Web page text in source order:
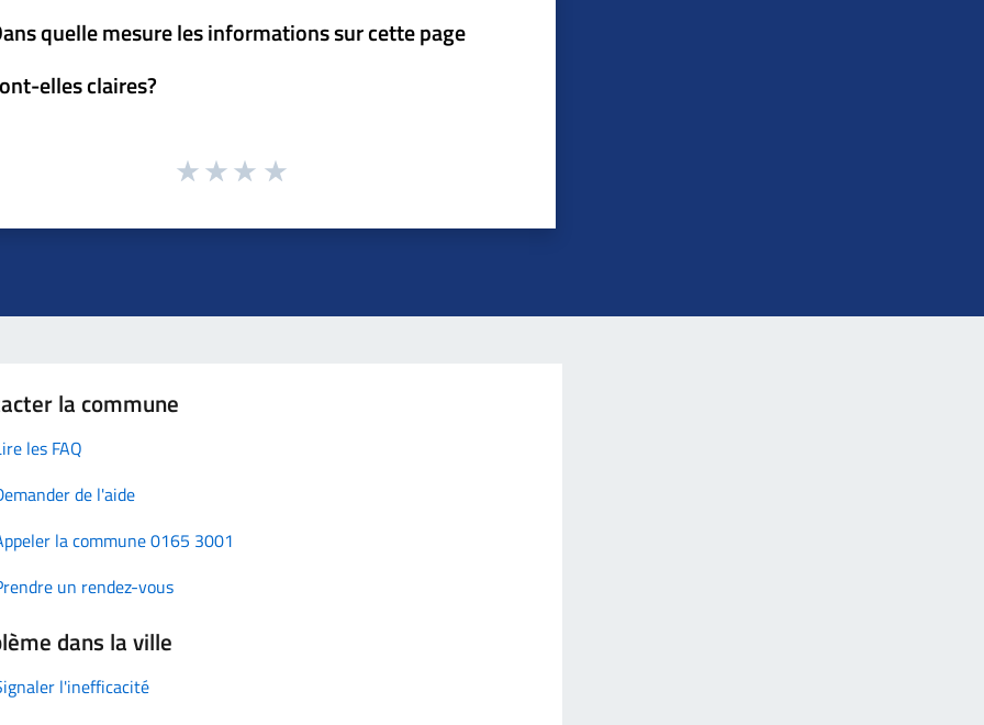
quelle mesure les informations sur cette page
elles claires?
la commune
les FAQ
de l'aide
la commune 0165 3001
un rendez-vous
dans la ville
l'inefficacité